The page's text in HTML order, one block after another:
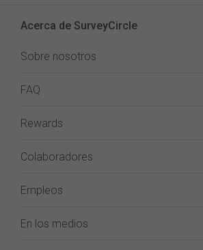
Acerca de SurveyCircle
Sobre nosotros
FAQ
Rewards
Colaboradores
Empleos
En los medios